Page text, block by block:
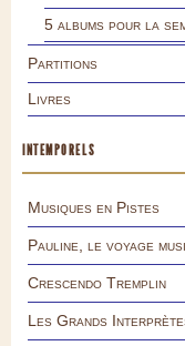
5 albums pour la
Partitions
Livres
INTEMPORELS
Musiques en Pistes
Pauline, le voyage
Crescendo Tremplin
Les Grands